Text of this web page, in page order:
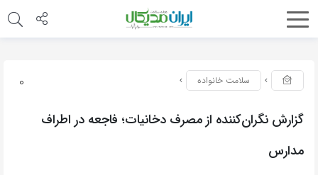
0 سلامت خانواده
گزارش نگران‌کننده از مصرف دخانیات؛ فاجعه در اطراف
مدارس